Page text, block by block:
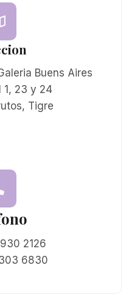
Buens Aires
1, 23 y 24
Tigre
2126
6830